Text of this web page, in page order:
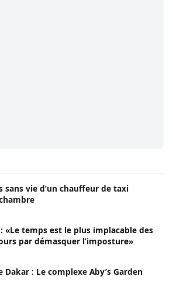
sans vie d’un chauffeur de taxi
«Le temps est le plus implacable des
par démasquer l’imposture»
Dakar : Le complexe Aby’s Garden